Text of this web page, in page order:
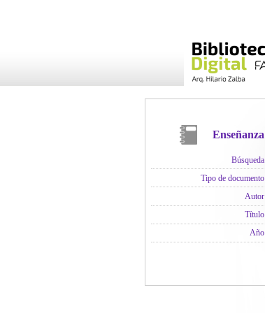
Enseñanza
Búsqueda
Tipo de documento
Autor
Título
Año